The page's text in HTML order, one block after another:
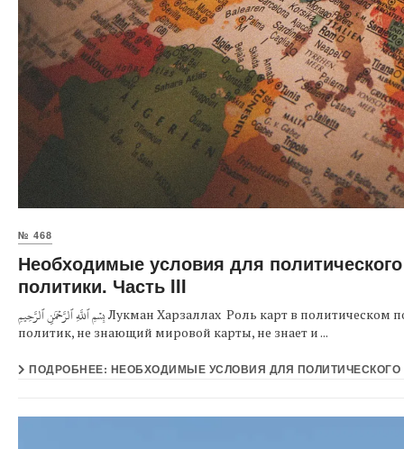
№ 468
Необходимые условия для
политики. Часть III
بِسۡمِ ٱللَّهِ ٱلرَّحۡمَٰنِ ٱلرَّحِيمِ Лукман Харзаллах Роль карт в политическом понимании Часть I, Часть II Верно сказано, что
политик, не знающий мировой карты, не знает и ...
ПОДРОБНЕЕ: НЕОБХОДИМЫЕ УСЛОВИЯ ДЛЯ